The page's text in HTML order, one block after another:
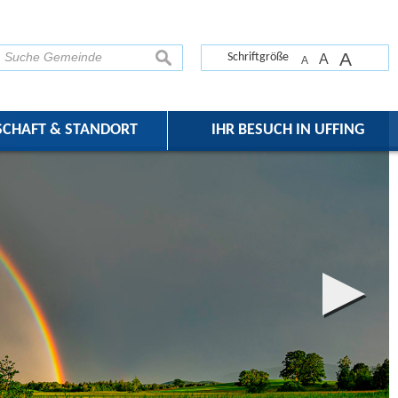
Schriftgröße A A A
suchen
& STANDORT IHR BESUCH IN UFFING